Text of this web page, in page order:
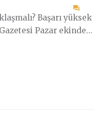
on
Başarı yüksek
Pazar ekinde…